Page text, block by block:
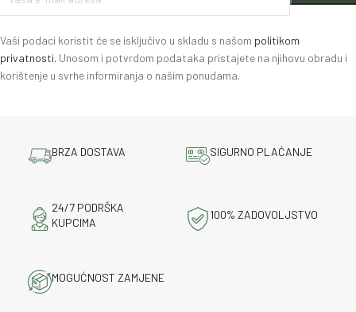
Vaši podaci koristit će se isključivo u skladu s našom politikom
privatnosti. Unosom i potvrdom podataka pristajete na njihovu obradu i
korištenje u svrhe informiranja o našim ponudama.
BRZA DOSTAVA SIGURNO PLAĆANJE
24/7 PODRŠKA
KUPCIMA
100% ZADOVOLJSTVO
MOGUĆNOST ZAMJENE